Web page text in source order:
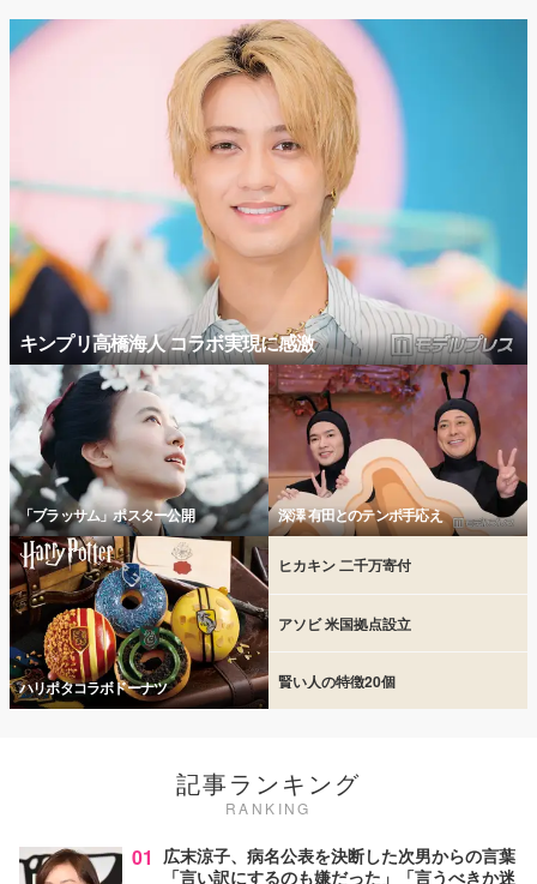
キンプリ高橋海人 コラボ実現に感激
「ブラッサム」ポスター公開 深澤 有田とのテンポ手応え
ハリポタコラボドーナツ
ヒカキン 二千万寄付
アソビ 米国拠点設立
賢い人の特徴20個
記事ランキング
RANKING
01 広末涼子、病名公表を決断した次男からの言葉
「言い訳にするのも嫌だった」「言うべきか迷